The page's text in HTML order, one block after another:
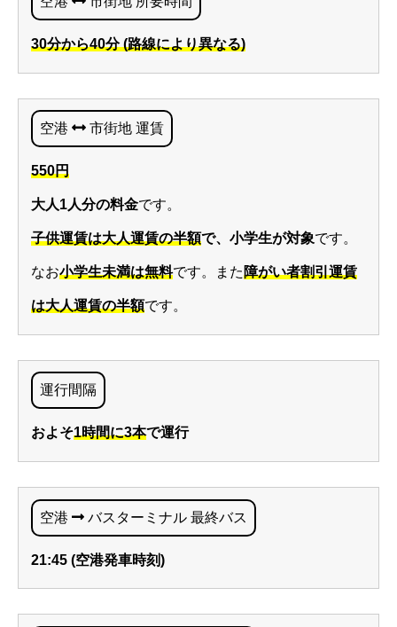
30分から40分 (路線により異なる)
空港 市街地 運賃
550円
大人1人分の料金です。
子供運賃は大人運賃の半額で、小学生が対象です。
なお小学生未満は無料です。また障がい者割引運賃
は大人運賃の半額です。
運行間隔
およそ1時間に3本で運行
空港 バスターミナル 最終バス
21:45 (空港発車時刻)